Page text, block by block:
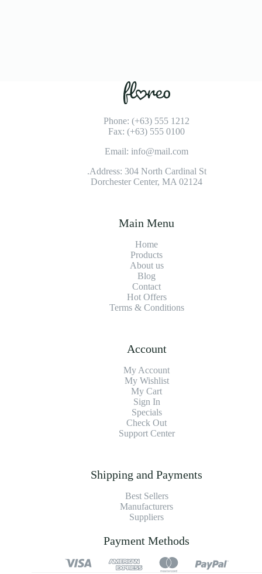
Phone: (+63) 555 1212
Fax: (+63) 555 0100
Email: info@mail.com
Address: 304 North Cardinal St.
Dorchester Center, MA 02124
Main Menu
Home
Products
About us
Blog
Contact
Hot Offers
Terms & Conditions
Account
My Account
My Wishlist
My Cart
Sign In
Specials
Check Out
Support Center
Shipping and Payments
Best Sellers
Manufacturers
Suppliers
Payment Methods